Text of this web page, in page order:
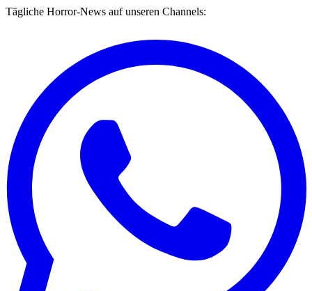
Tägliche Horror-News auf unseren Channels: